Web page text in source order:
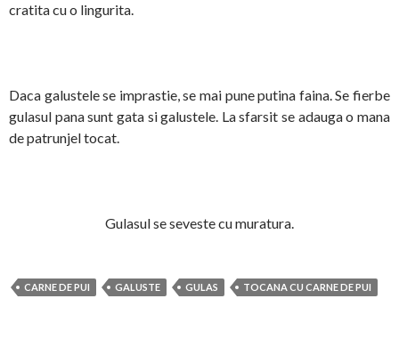
cratita cu o lingurita.
Daca galustele se imprastie, se mai pune putina faina. Se fierbe
gulasul pana sunt gata si galustele. La sfarsit se adauga o mana
de patrunjel tocat.
Gulasul se seveste cu muratura.
CARNE DE PUI GALUSTE GULAS TOCANA CU CARNE DE PUI